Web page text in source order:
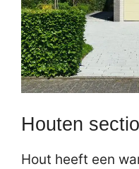
Houten
Hout heeft een